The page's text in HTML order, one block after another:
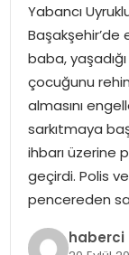
SAĞLIK
SIYASET
SPOR
TEKNOLOJI
Yabancı
Başakşehir’de
baba,
çocuğunu
almasını
sarkıtmaya
ihbarı üzerine
geçirdi. Polis
pencereden
haberci